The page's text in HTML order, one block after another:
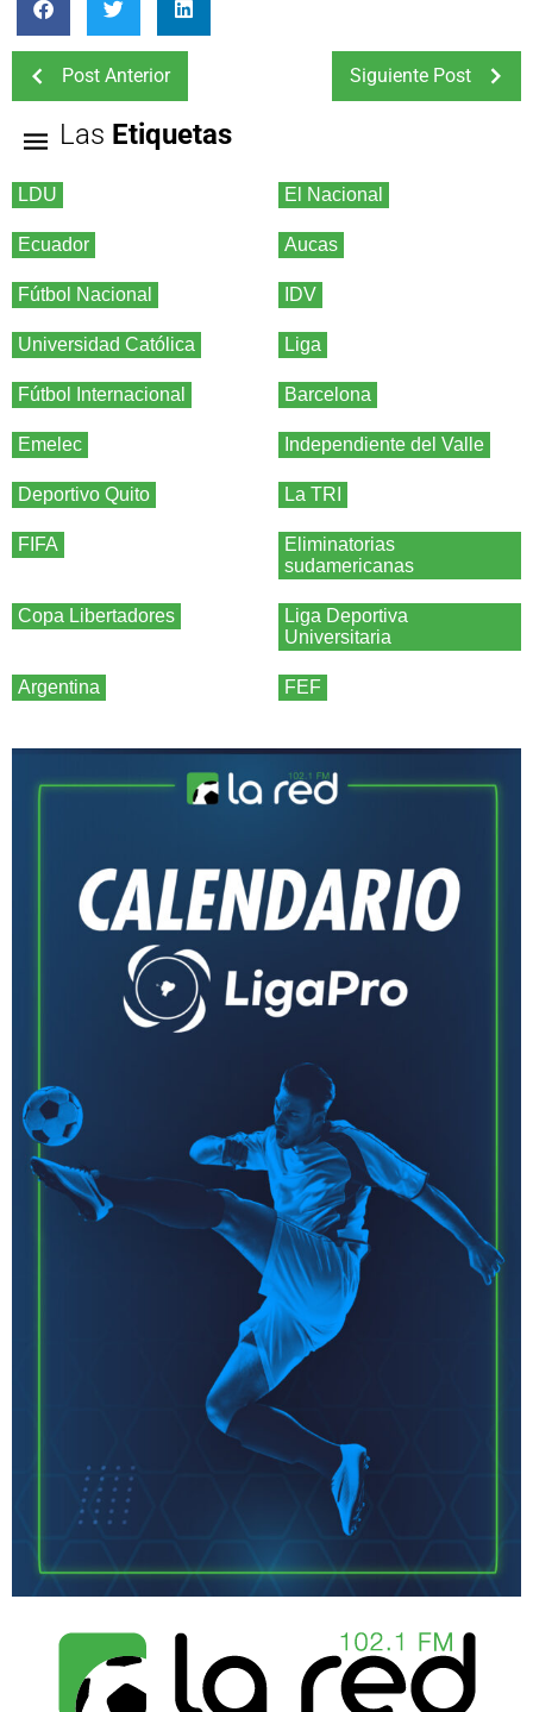
Post Anterior Siguiente Post
Las Etiquetas
LDU El Nacional
Ecuador Aucas
Fútbol Nacional IDV
Universidad Católica Liga
Fútbol Internacional Barcelona
Emelec Independiente del Valle
Deportivo Quito La TRI
FIFA
Eliminatorias
sudamericanas
Copa Libertadores
Liga Deportiva
Universitaria
Argentina FEF